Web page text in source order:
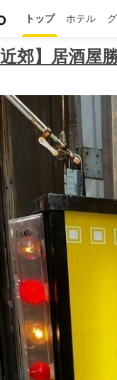
トップ ホテル
近郊】居酒屋